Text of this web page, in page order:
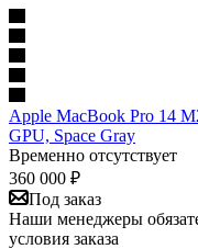
Apple MacBook Pro 14
GPU, Space Gray
Временно отсутствует
360 000 ₽
Под заказ
Наши менеджеры
условия заказа